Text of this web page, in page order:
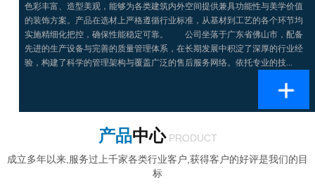
色彩丰富、造型美观，能够为各类建筑内外空间提供兼具功能性与美学价值
的装饰方案。产品在选材上严格遵循行业标准，从基材到工艺的各个环节均
实施精细化把控，确保性能稳定可靠。 公司坐落于广东省佛山市，配备
先进的生产设备与完善的质量管理体系，在长期发展中积淀了深厚的行业经
验，构建了科学的管理架构与覆盖广泛的售后服务网络。依托专业的技...
产品中心 PRODUCT
成立多年以来,服务过上千家各类行业客户,获得客户的好评是我们的目
标